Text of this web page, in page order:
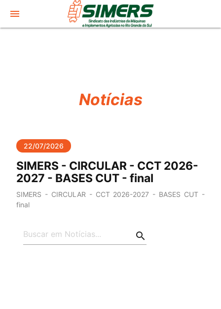
menu
Notícias
22/07/2026
SIMERS - CIRCULAR - CCT 2026-
2027 - BASES CUT - final
SIMERS - CIRCULAR - CCT 2026-2027 - BASES CUT -
final
search